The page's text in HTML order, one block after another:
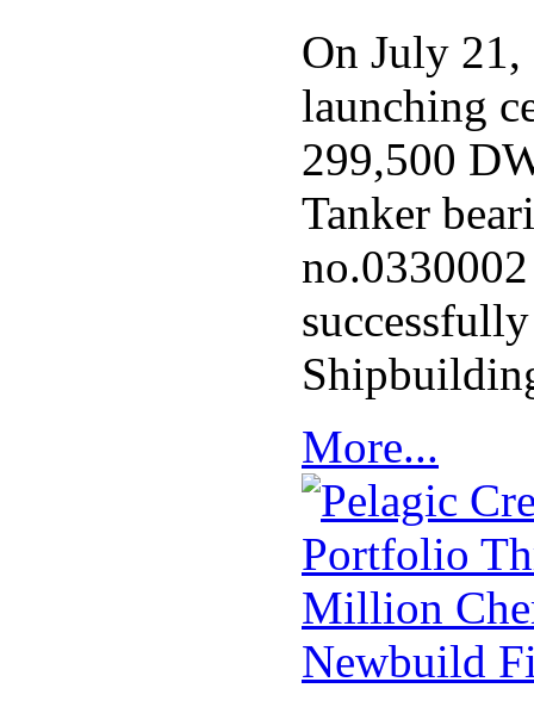
On July 21,
launching
299,500
Tanker
More...